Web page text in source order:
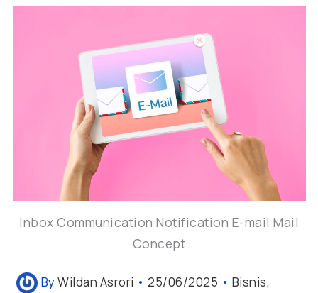
Inbox Communication Notification E-mail Mail
Concept
ByWildan Asrori • 25/06/2025 • Bisnis,